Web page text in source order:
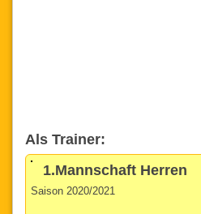
Als Trainer:
1.Mannschaft Herren
Saison 2020/2021